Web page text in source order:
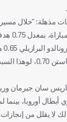
مذهلة: "خلال
سجل
هنري 0.45، وماركو
أبطال أوروبا،
لا يقلل من إنجازات